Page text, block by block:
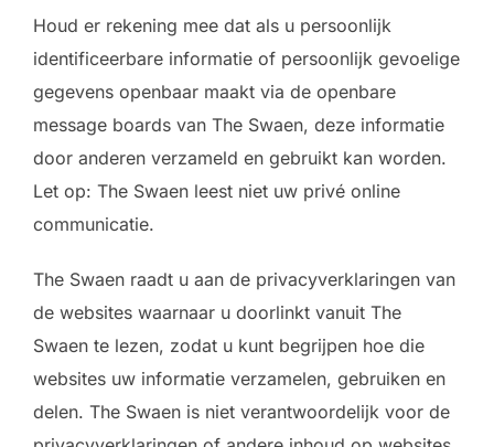
Houd er rekening mee dat als u persoonlijk
identificeerbare informatie of persoonlijk gevoelige
gegevens openbaar maakt via de openbare
message boards van The Swaen, deze informatie
door anderen verzameld en gebruikt kan worden.
Let op: The Swaen leest niet uw privé online
communicatie.
The Swaen raadt u aan de privacyverklaringen van
de websites waarnaar u doorlinkt vanuit The
Swaen te lezen, zodat u kunt begrijpen hoe die
websites uw informatie verzamelen, gebruiken en
delen. The Swaen is niet verantwoordelijk voor de